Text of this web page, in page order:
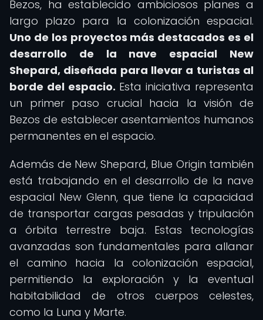
Bezos, ha establecido ambiciosos planes a
largo plazo para la colonización espacial.
Uno de los proyectos más destacados es el
desarrollo de la nave espacial New
Shepard, diseñada para llevar a turistas al
borde del espacio. Esta iniciativa representa
un primer paso crucial hacia la visión de
Bezos de establecer asentamientos humanos
permanentes en el espacio.
Además de New Shepard, Blue Origin también
está trabajando en el desarrollo de la nave
espacial New Glenn, que tiene la capacidad
de transportar cargas pesadas y tripulación
a órbita terrestre baja. Estas tecnologías
avanzadas son fundamentales para allanar
el camino hacia la colonización espacial,
permitiendo la exploración y la eventual
habitabilidad de otros cuerpos celestes,
como la Luna y Marte.